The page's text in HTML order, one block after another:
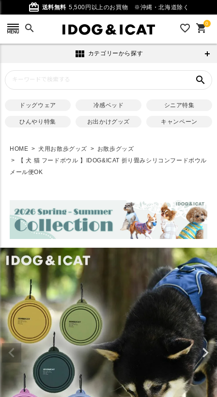
card_giftcard 送料無料 5,500円以上のお買物 ※沖縄・北海道除く
search favorite_outline 0
shopping_cart
view_module カテゴリーから探す
search
ドッグウェア 冷感ベッド シニア特集
ひんやり特集 お出かけグッズ キャンペーン
HOME 犬用お散歩グッズ
お散歩グッズ
【 犬 猫 フードボウル 】IDOG&ICAT 折り畳みシリコンフードボウル
メール便OK